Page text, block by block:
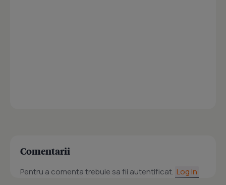
Comentarii
Pentru a comenta trebuie sa fii autentificat. Log in